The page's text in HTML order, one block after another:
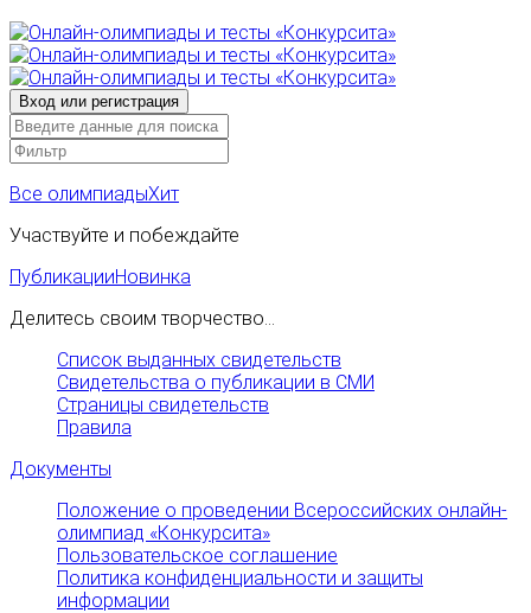
Все олимпиадыХит
Участвуйте и побеждайте
ПубликацииНовинка
Делитесь своим творчество...
Список выданных свидетельств
Свидетельства о публикации в СМИ
Страницы свидетельств
Правила
Документы
Положение о проведении Всероссийских онлайн-
олимпиад «Конкурсита»
Пользовательское соглашение
Политика конфиденциальности и защиты
информации